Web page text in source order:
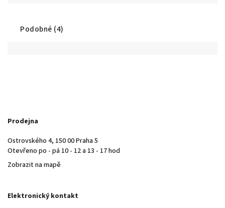
Podobné (4)
Prodejna
Ostrovského 4, 150 00 Praha 5
Otevřeno po - pá 10 - 12 a 13 - 17 hod
Zobrazit na mapě
Elektronický kontakt